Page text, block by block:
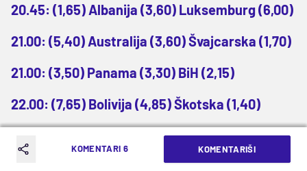
20.45: (1,65) Albanija (3,60) Luksemburg (6,00)
21.00: (5,40) Australija (3,60) Švajcarska (1,70)
21.00: (3,50) Panama (3,30) BiH (2,15)
22.00: (7,65) Bolivija (4,85) Škotska (1,40)
22.00: (1,10) Engleska (10,5) Novi Zeland (22,00)
22.00: (1,67) Katar (3,60) El Salvador (5,70)
KOMENTARI 6 KOMENTARIŠI